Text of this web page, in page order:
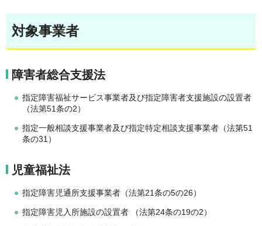
対象事業者
障害者総合支援法
指定障害福祉サービス事業者及び指定障害者支援施設の設置者
（法第51条の2）
指定一般相談支援事業者及び指定特定相談支援事業者（法第51
条の31）
児童福祉法
指定障害児通所支援事業者（法第21条の5の26）
指定障害児入所施設の設置者 （法第24条の19の2）